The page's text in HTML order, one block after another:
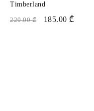
Timberland
220.00₾ 185.00 ₾